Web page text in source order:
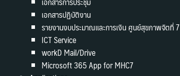
เอกสารปฏิบัติงาน
รายงานงบประมาณและการเงิน ศูนย์สุขภาพจิตที่ 7
ICT Service
workD Mail/Drive
Microsoft 365 App for MHC7